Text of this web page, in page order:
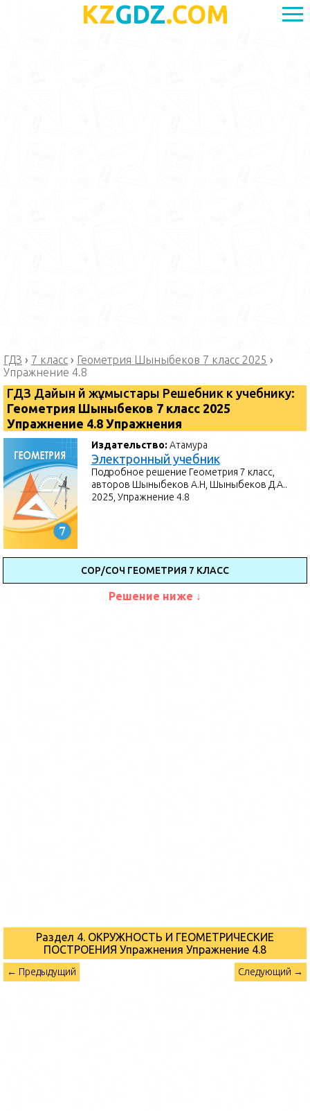
KZGDZ.COM
ГДЗ › 7 класс › Геометрия Шыныбеков 7 класс 2025 ›
Упражнение 4.8
ГДЗ Дайын үй жұмыстары Решебник к учебнику:
Геометрия Шыныбеков 7 класс 2025
Упражнение 4.8 Упражнения
Издательство:Атамура
Электронный учебник
Подробное решение Геометрия 7 класс,
авторов Шыныбеков А.Н, Шыныбеков Д.А..
2025, Упражнение 4.8
СОР/СОЧ ГЕОМЕТРИЯ 7 КЛАСС
Решение ниже ↓
Раздел 4. ОКРУЖНОСТЬ И ГЕОМЕТРИЧЕСКИЕ
ПОСТРОЕНИЯ Упражнения Упражнение 4.8
← Предыдущий Следующий →